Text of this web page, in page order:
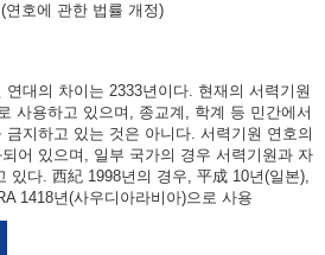
호에 관한 법률 개정)
대의 차이는 2333년이다. 현재의 서력기원
사용하고 있으며, 종교계, 학계 등 민간에서
금지하고 있는 것은 아니다. 서력기원 연호의
어 있으며, 일부 국가의 경우 서력기원과 자
있다. 西紀 1998년의 경우, 平成 10년(일본),
1418년(사우디아라비아)으로 사용